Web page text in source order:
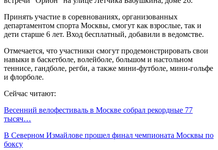
Принять участие в соревнованиях, организованных
департаментом спорта Москвы, смогут как взрослые, так и
дети старше 6 лет. Вход бесплатный, добавили в ведомстве.
Отмечается, что участники смогут продемонстрировать свои
навыки в баскетболе, волейболе, большом и настольном
теннисе, гандболе, регби, а также мини-футболе, мини-гольфе
и флорболе.
Сейчас читают:
Весенний велофестиваль в Москве собрал рекордные 77
тысяч…
В Северном Измайлове прошел финал чемпионата Москвы по
боксу